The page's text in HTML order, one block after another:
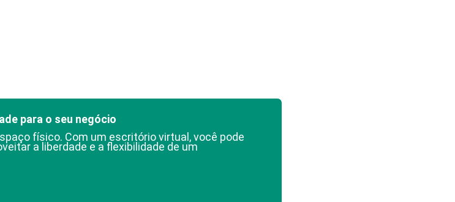
para o seu negócio
físico. Com um escritório virtual, você pode
a liberdade e a flexibilidade de um